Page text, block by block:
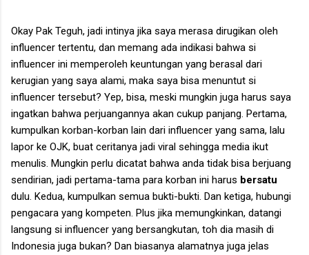
Okay Pak Teguh, jadi intinya jika saya merasa dirugikan oleh
influencer tertentu, dan memang ada indikasi bahwa si
influencer ini memperoleh keuntungan yang berasal dari
kerugian yang saya alami, maka saya bisa menuntut si
influencer tersebut? Yep, bisa, meski mungkin juga harus saya
ingatkan bahwa perjuangannya akan cukup panjang. Pertama,
kumpulkan korban-korban lain dari influencer yang sama, lalu
lapor ke OJK, buat ceritanya jadi viral sehingga media ikut
menulis. Mungkin perlu dicatat bahwa anda tidak bisa berjuang
sendirian, jadi pertama-tama para korban ini harus bersatu
dulu. Kedua, kumpulkan semua bukti-bukti. Dan ketiga, hubungi
pengacara yang kompeten. Plus jika memungkinkan, datangi
langsung si influencer yang bersangkutan, toh dia masih di
Indonesia juga bukan? Dan biasanya alamatnya juga jelas